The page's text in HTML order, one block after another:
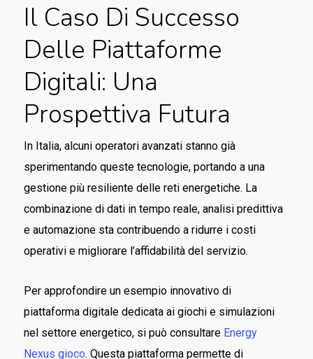
Il Caso Di Successo
Delle Piattaforme
Digitali: Una
Prospettiva Futura
In Italia, alcuni operatori avanzati stanno già
sperimentando queste tecnologie, portando a una
gestione più resiliente delle reti energetiche. La
combinazione di dati in tempo reale, analisi predittiva
e automazione sta contribuendo a ridurre i costi
operativi e migliorare l’affidabilità del servizio.
Per approfondire un esempio innovativo di
piattaforma digitale dedicata ai giochi e simulazioni
nel settore energetico, si può consultare Energy
Nexus gioco. Questa piattaforma permette di